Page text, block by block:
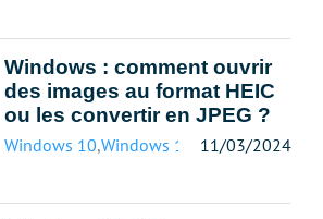
Windows : comment ouvrir
des images au format HEIC
ou les convertir en JPEG ?
Windows 10,Windows 11 11/03/2024